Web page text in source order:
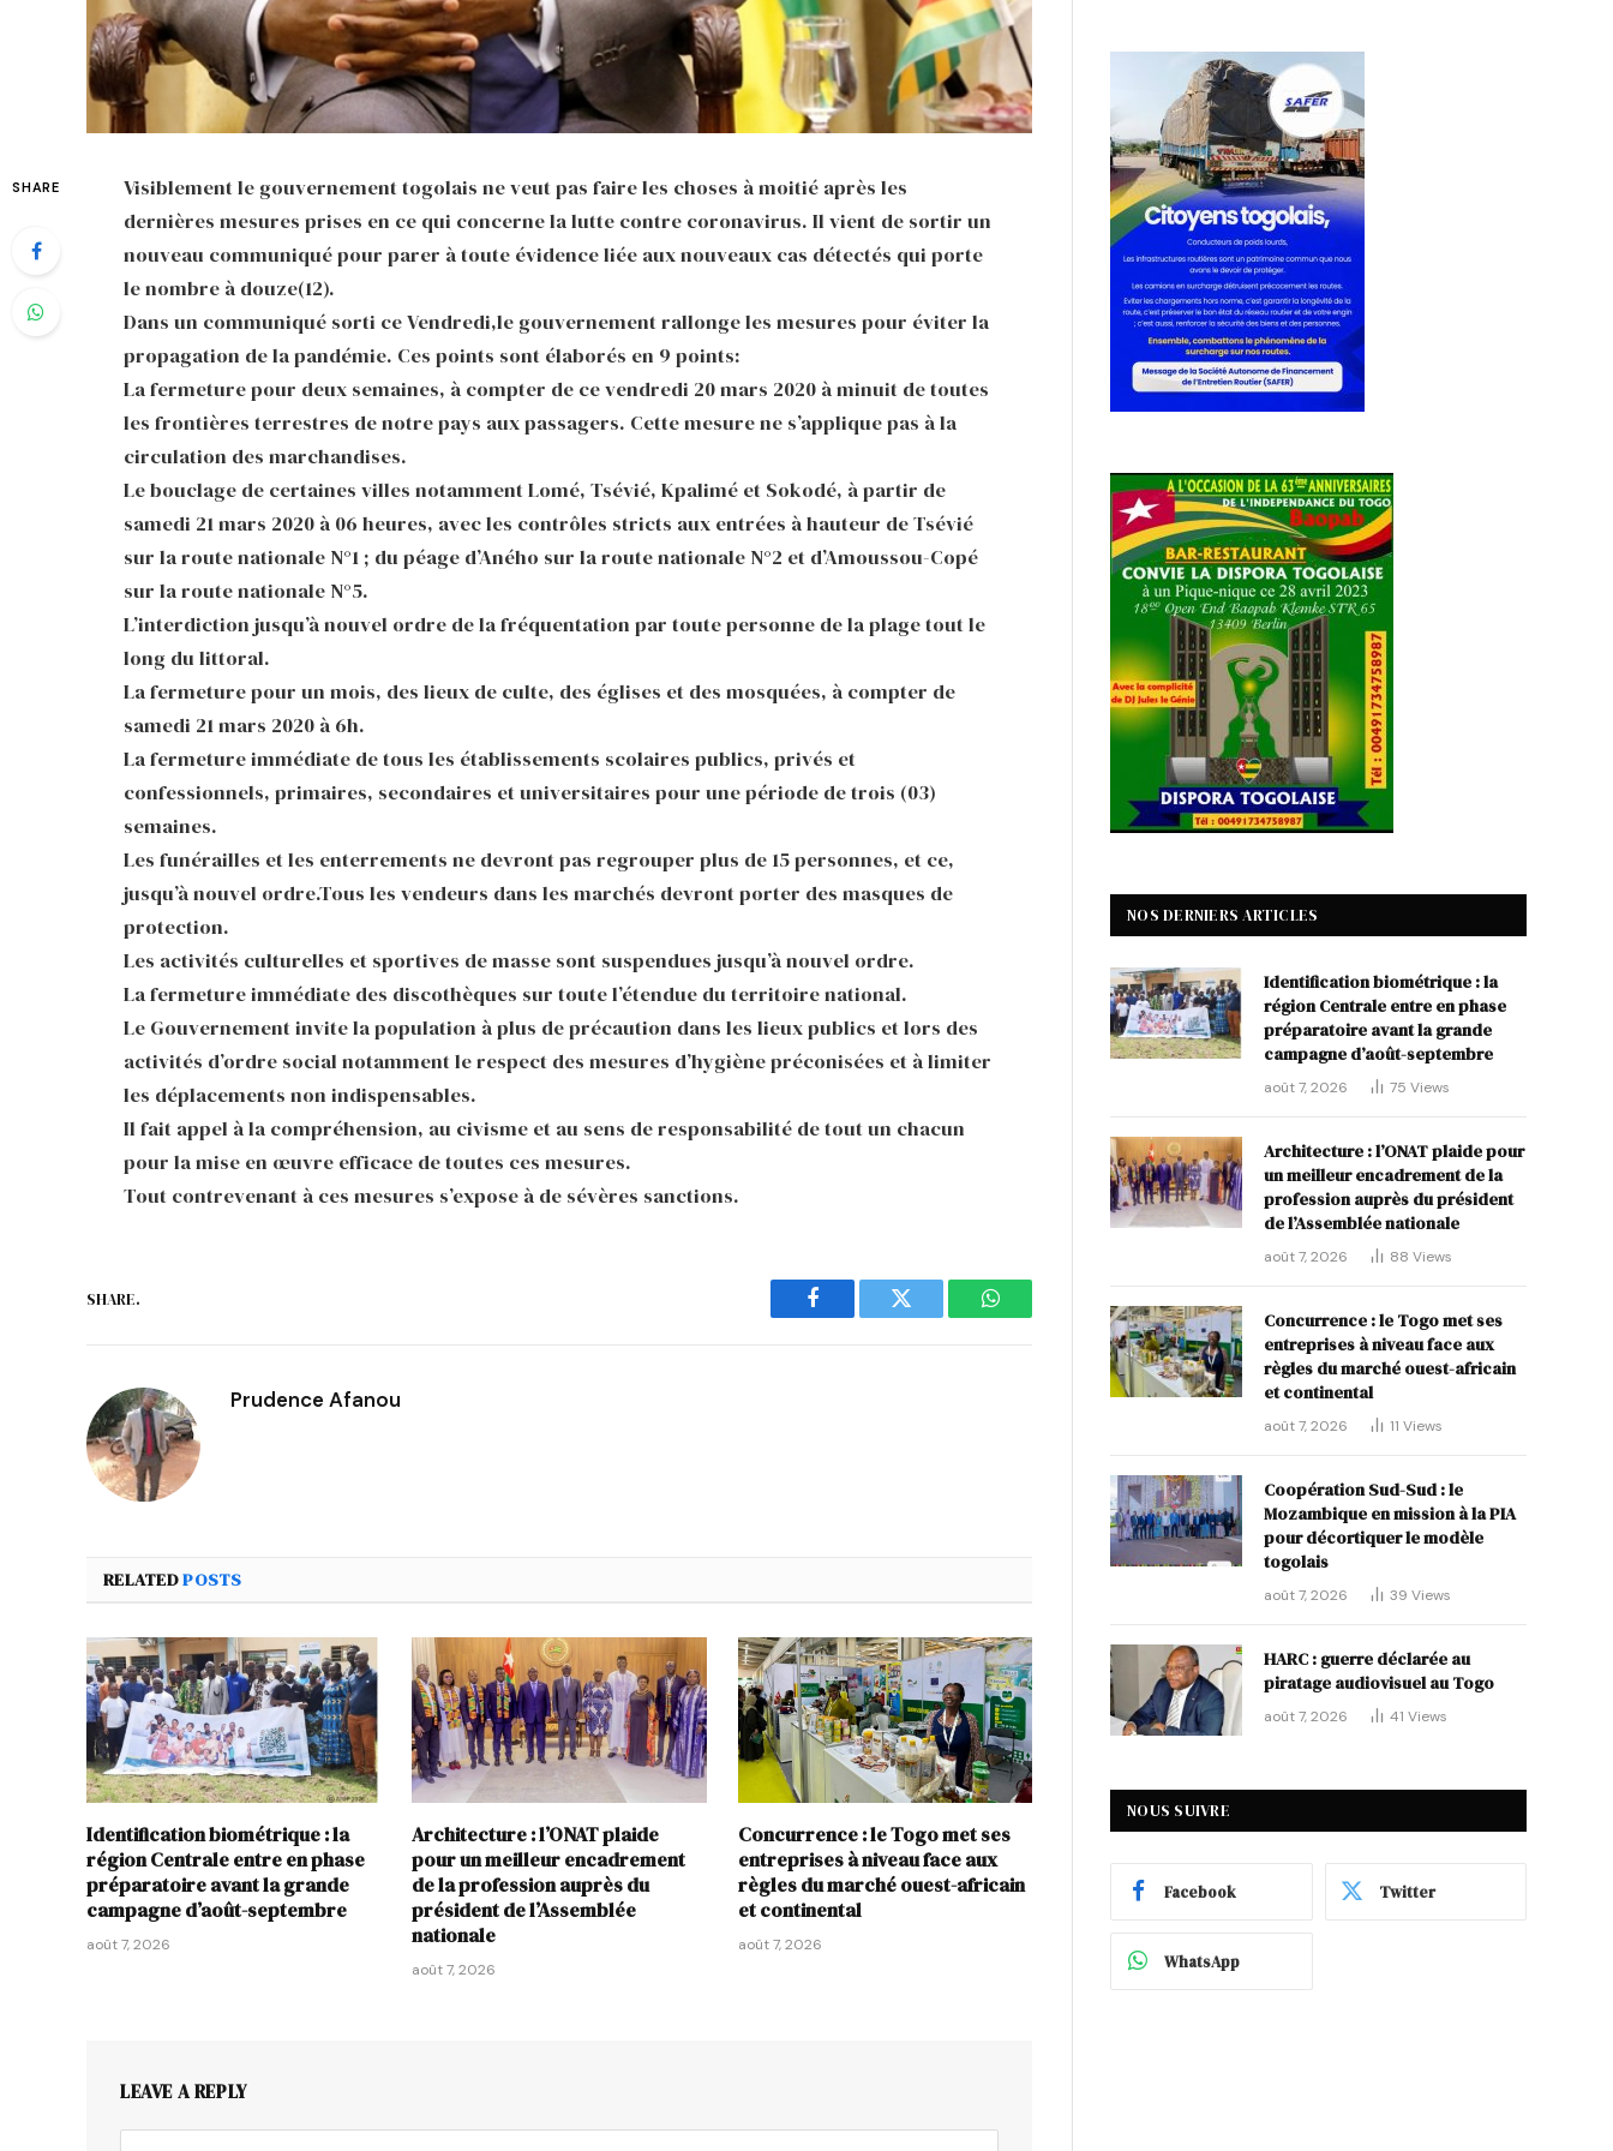
SHARE
Visiblement le gouvernement togolais ne veut pas faire les choses à moitié après les
dernières mesures prises en ce qui concerne la lutte contre coronavirus. Il vient de sortir un
nouveau communiqué pour parer à toute évidence liée aux nouveaux cas détectés qui porte
le nombre à douze(12).
Dans un communiqué sorti ce Vendredi,le gouvernement rallonge les mesures pour éviter la
propagation de la pandémie. Ces points sont élaborés en 9 points:
La fermeture pour deux semaines, à compter de ce vendredi 20 mars 2020 à minuit de toutes
les frontières terrestres de notre pays aux passagers. Cette mesure ne s’applique pas à la
circulation des marchandises.
Le bouclage de certaines villes notamment Lomé, Tsévié, Kpalimé et Sokodé, à partir de
samedi 21 mars 2020 à 06 heures, avec les contrôles stricts aux entrées à hauteur de Tsévié
sur la route nationale N°1 ; du péage d’Aného sur la route nationale N°2 et d’Amoussou-Copé
sur la route nationale N°5.
L’interdiction jusqu’à nouvel ordre de la fréquentation par toute personne de la plage tout le
long du littoral.
La fermeture pour un mois, des lieux de culte, des églises et des mosquées, à compter de
samedi 21 mars 2020 à 6h.
La fermeture immédiate de tous les établissements scolaires publics, privés et
confessionnels, primaires, secondaires et universitaires pour une période de trois (03)
semaines.
Les funérailles et les enterrements ne devront pas regrouper plus de 15 personnes, et ce,
jusqu’à nouvel ordre.Tous les vendeurs dans les marchés devront porter des masques de
protection.
Les activités culturelles et sportives de masse sont suspendues jusqu’à nouvel ordre.
La fermeture immédiate des discothèques sur toute l’étendue du territoire national.
Le Gouvernement invite la population à plus de précaution dans les lieux publics et lors des
activités d’ordre social notamment le respect des mesures d’hygiène préconisées et à limiter
les déplacements non indispensables.
Il fait appel à la compréhension, au civisme et au sens de responsabilité de tout un chacun
pour la mise en œuvre efficace de toutes ces mesures.
Tout contrevenant à ces mesures s’expose à de sévères sanctions.
SHARE.
Facebook Twitter WhatsApp
Prudence Afanou
RELATEDPOSTS
Identification biométrique : la
région Centrale entre en phase
préparatoire avant la grande
campagne d’août-septembre
août 7, 2026
Architecture : l’ONAT plaide
pour un meilleur encadrement
de la profession auprès du
président de l’Assemblée
nationale
août 7, 2026
Concurrence : le Togo met ses
entreprises à niveau face aux
règles du marché ouest-africain
et continental
août 7, 2026
LEAVE A REPLY
NOS DERNIERS ARTICLES
Identification biométrique : la
région Centrale entre en phase
préparatoire avant la grande
campagne d’août-septembre
août 7, 2026 75 Views
Architecture : l’ONAT plaide pour
un meilleur encadrement de la
profession auprès du président
de l’Assemblée nationale
août 7, 2026 88 Views
Concurrence : le Togo met ses
entreprises à niveau face aux
règles du marché ouest-africain
et continental
août 7, 2026 11 Views
Coopération Sud-Sud : le
Mozambique en mission à la PIA
pour décortiquer le modèle
togolais
août 7, 2026 39 Views
HARC : guerre déclarée au
piratage audiovisuel au Togo
août 7, 2026 41 Views
NOUS SUIVRE
Facebook Twitter
WhatsApp